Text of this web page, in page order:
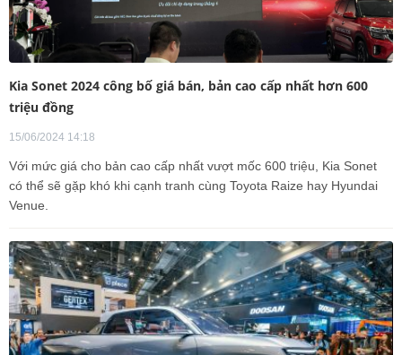
Kia Sonet 2024 công bố giá bán, bản cao cấp nhất hơn 600
triệu đồng
15/06/2024 14:18
Với mức giá cho bản cao cấp nhất vượt mốc 600 triệu, Kia Sonet
có thể sẽ gặp khó khi cạnh tranh cùng Toyota Raize hay Hyundai
Venue.